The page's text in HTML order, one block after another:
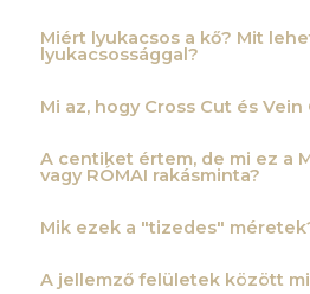
Miért lyukacsos a kő? Mit
lyukacsossággal?
Mi az, hogy Cross Cut és Vein
A centiket értem, de mi ez a
vagy RÓMAI rakásminta?
Mik ezek a "tizedes"
A jellemző felületek között